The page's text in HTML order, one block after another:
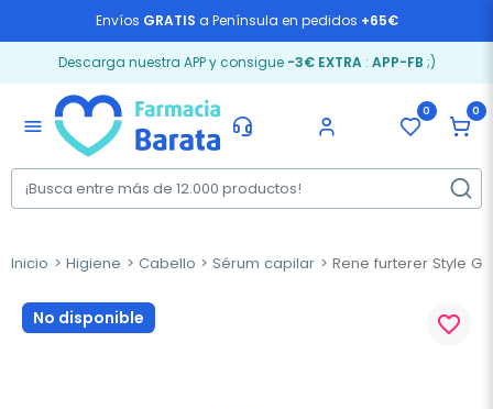
Envíos GRATIS a Península en pedidos +65€
Descarga nuestra APP y consigue -3€ EXTRA: APP-FB ;)
menu
0 0
Inicio Higiene Cabello Sérum capilar Rene furterer Style
No disponible favorite_border